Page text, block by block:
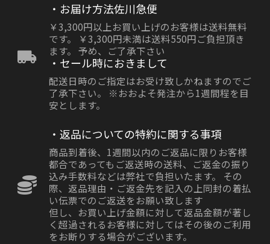
・お届け方法佐川急便
￥3,300円以上お買い上げのお客様は送料無料
です。 ￥3,300円未満は送料550円ご負担頂き
ます。 予め、ご了承下さい
・セール時におきまして
配送日時のご指定はお受け致しかねますのでご
了承下さい。 ※おおよそ発注から1週間程を目
安とします。
・返品についての特約に関する事項
商品到着後、1週間以内のご返品に限りお客様
都合であってもご返送時の送料、ご返金の振り
込み手数料などは弊社で負担いたます。 その
際、返品理由・ご返金先を記入の上同封の着払
い伝票でのご返送をお願い致します
但し、お買い上げ金額に対して返品金額が著し
く超過されるお客様に対してはその後のご利用
をお断りする場合がございます。